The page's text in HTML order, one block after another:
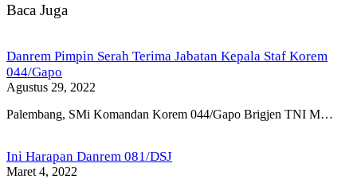
Baca Juga
Danrem Pimpin Serah Terima Jabatan Kepala Staf Korem
044/Gapo
Agustus 29, 2022
Palembang, SMi Komandan Korem 044/Gapo Brigjen TNI M…
Ini Harapan Danrem 081/DSJ
Maret 4, 2022